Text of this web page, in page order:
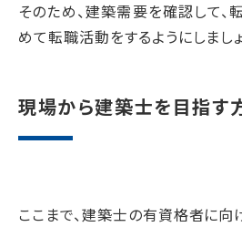
そのため、建築需要を確認して、
めて転職活動をするようにしましょ
現場から建築士を目指す
ここまで、建築士の有資格者に向